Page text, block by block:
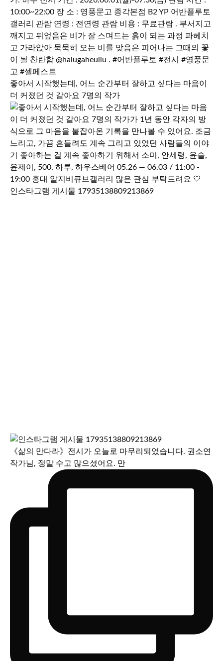
좋아서 시작했는데, 어느 순간부터 잘하고 싶다는 마음이
더 커졌던 것 같아요 7명의 작가
인스타그램 게시물 17935138809213869
《삶의 만다라》전시가 오늘로 마무리되었습니다. 권소연
작가님, 정말 수고 많으셨어요. 만